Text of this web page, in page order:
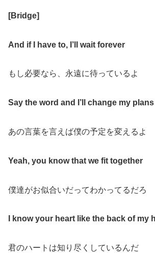
[Bridge]
And if I have to, I’ll wait forever
もし必要なら、永遠に待っているよ
Say the word and I’ll change my plans
あの言葉を言えば僕の予定を変えるよ
Yeah, you know that we fit together
僕達がお似合いだってわかってるだろ
I know your heart like the back of my
君のハートは知り尽くしているんだ